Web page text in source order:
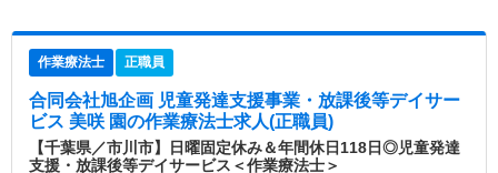
作業療法士 正職員
合同会社旭企画 児童発達支援事業・放課後等デイサー
ビス 美咲 園の作業療法士求人(正職員)
【千葉県／市川市】日曜固定休み＆年間休日118日◎児童発達
支援・放課後等デイサービス＜作業療法士＞